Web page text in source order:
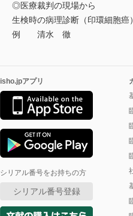
◎医療裁判の現場から
生検時の病理診断（印環細胞
例 清水 徹
isho.jpアプリ
シリアル番号をお持ちの方
シリアル番号登録